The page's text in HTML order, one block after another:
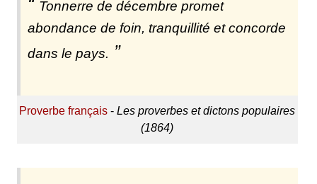
Tonnerre de décembre promet
abondance de foin, tranquillité et concorde
dans le pays.
Proverbe français -Les proverbes et dictons populaires
(1864)